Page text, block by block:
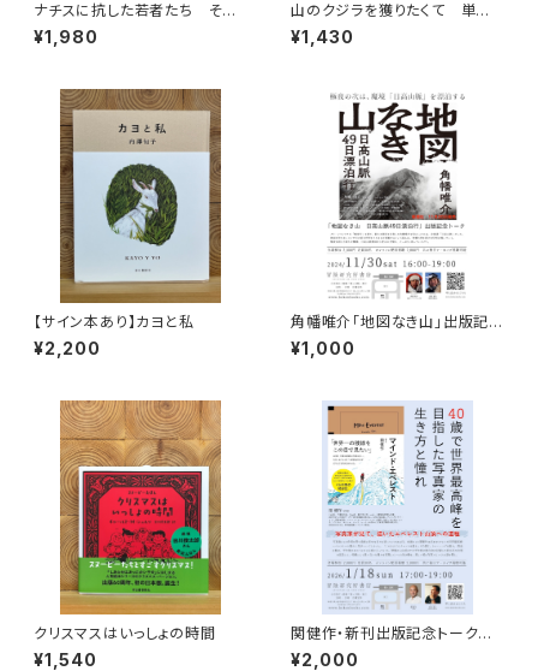
ナチスに抗した若者たち その
生き方を問う
¥1,980
山のクジラを獲りたくて 単独
忍び猟記（文庫版）
¥1,430
【サイン本あり】カヨと私
¥2,200
角幡唯介「地図なき山」出版記念
トークイベント録画視聴権
¥1,000
クリスマスはいっしょの時間
¥1,540
関健作・新刊出版記念トークイ
ベント録画視聴権
¥2,000